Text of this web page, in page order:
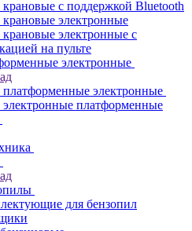
с поддержкой Bluetooth
электронные
электронные с
на пульте
электронные
электронные
платформенные
для бензопил